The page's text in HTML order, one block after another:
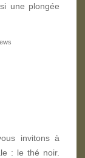
une plongée
invitons à
: le thé noir.